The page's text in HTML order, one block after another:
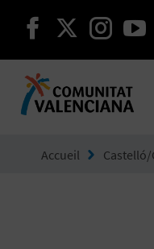
continuer
Accueil